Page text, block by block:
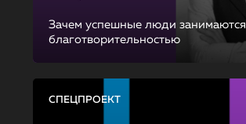
Зачем успешные люди занимаются
благотворительностью
СПЕЦПРОЕКТ